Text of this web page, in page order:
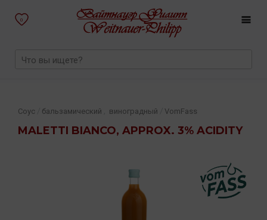
0
MALETTI BIANCO, APPROX. 3% ACIDITY
Соус бальзамический виноградный VomFass